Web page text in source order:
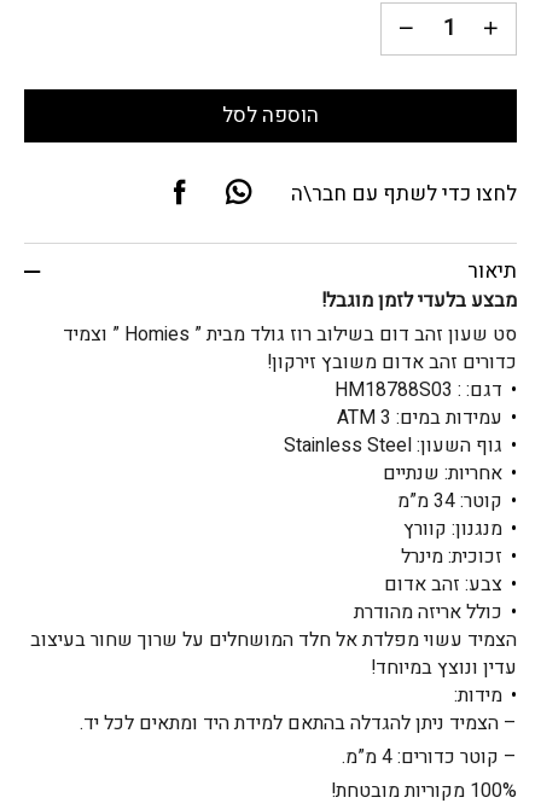
הוספה לסל
לחצו כדי לשתף עם חבר\ה
תיאור
מבצע בלעדי לזמן מוגבל!
סט שעון זהב דום בשילוב רוז גולד מבית ” Homies ” וצמיד
כדורים זהב אדום משובץ זירקון!
דגם: : HM18788S03
עמידות במים: ATM 3
גוף השעון: Stainless Steel
אחריות: שנתיים
קוטר: 34 מ”מ
מנגנון: קוורץ
זכוכית: מינרל
צבע: זהב אדום
כולל אריזה מהודרת
הצמיד עשוי מפלדת אל חלד המושחלים על שרוך שחור בעיצוב
עדין ונוצץ במיוחד!
מידות:
– הצמיד ניתן להגדלה בהתאם למידת היד ומתאים לכל יד.
– קוטר כדורים: 4 מ”מ.
100% מקוריות מובטחת!